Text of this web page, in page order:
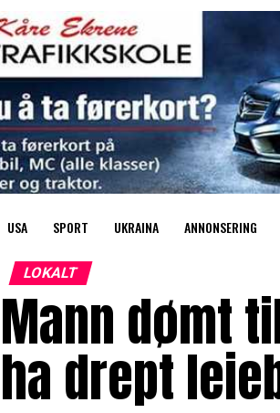
USA SPORT UKRAINA ANNONSERING
LOKALT
Mann dømt
ha drept